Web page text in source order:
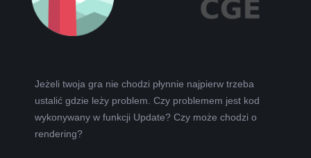
Jeżeli twoja gra nie chodzi płynnie najpierw trzeba
ustalić gdzie leży problem. Czy problemem jest kod
wykonywany w funkcji Update? Czy może chodzi o
rendering?